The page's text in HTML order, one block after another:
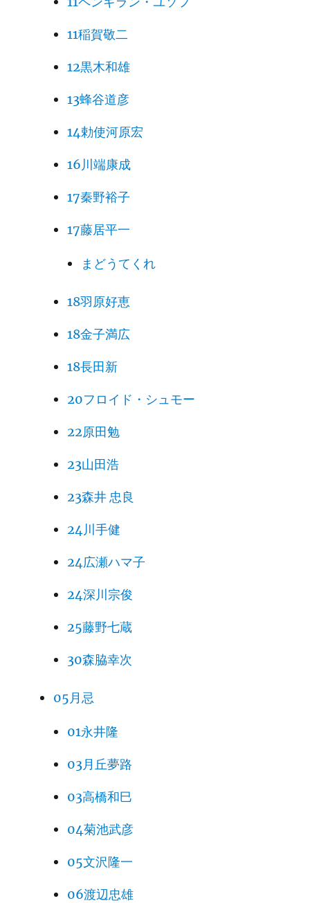
11稲賀敬二
12黒木和雄
13蜂谷道彦
14勅使河原宏
16川端康成
17秦野裕子
17藤居平一
まどうてくれ
18羽原好恵
18金子満広
18長田新
20フロイド・シュモー
22原田勉
23山田浩
23森井 忠良
24川手健
24広瀬ハマ子
24深川宗俊
25藤野七蔵
30森脇幸次
05月忌
01永井隆
03月丘夢路
03高橋和巳
04菊池武彦
05文沢隆一
06渡辺忠雄